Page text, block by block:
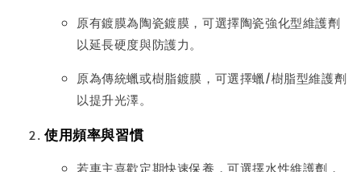
原有鍍膜為陶瓷鍍膜，可選擇陶瓷強化型維護劑
以延長硬度與防護力。
原為傳統蠟或樹脂鍍膜，可選擇蠟/樹脂型維護劑
以提升光澤。
使用頻率與習慣
若車主喜歡定期快速保養，可選擇水性維護劑，